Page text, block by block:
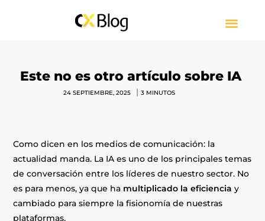
Este no es otro artículo sobre IA
24 SEPTIEMBRE, 2025 | 3 MINUTOS
Como dicen en los medios de comunicación: la
actualidad manda. La IA es uno de los principales temas
de conversación entre los líderes de nuestro sector. No
es para menos, ya que ha multiplicado la eficiencia y
cambiado para siempre la fisionomía de nuestras
plataformas.